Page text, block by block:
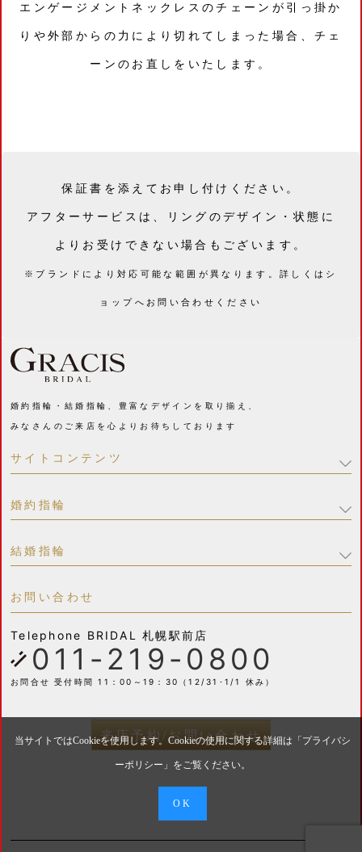
エンゲージメントネックレスのチェーンが引っ掛か
りや外部からの力により切れてしまった場合、チェ
ーンのお直しをいたします。
保証書を添えてお申し付けください。
アフターサービスは、リングのデザイン・状態に
よりお受けできない場合もございます。
※ブランドにより対応可能な範囲が異なります。詳しくはシ
ョップへお問い合わせください
婚約指輪・結婚指輪、豊富なデザインを取り揃え、
みなさんのご来店を心よりお待ちしております
サイトコンテンツ
婚約指輪
結婚指輪
お問い合わせ
Telephone BRIDAL 札幌駅前店
011-219-0800
お問合せ 受付時間 11：00～19：30（12/31･1/1 休み）
来店予約/お問い合わせ
当サイトではCookieを使用します。Cookieの使用に関する詳細は「 プライバシ
ーポリシー 」をご覧ください。
OK